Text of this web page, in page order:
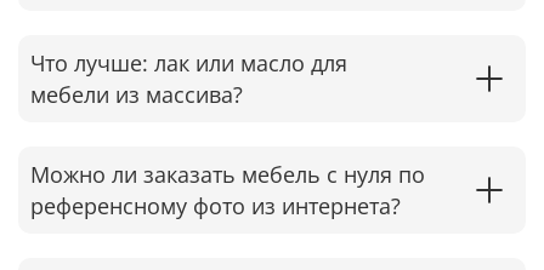
Что лучше: лак или масло для
мебели из массива?
Можно ли заказать мебель с нуля по
референсному фото из интернета?